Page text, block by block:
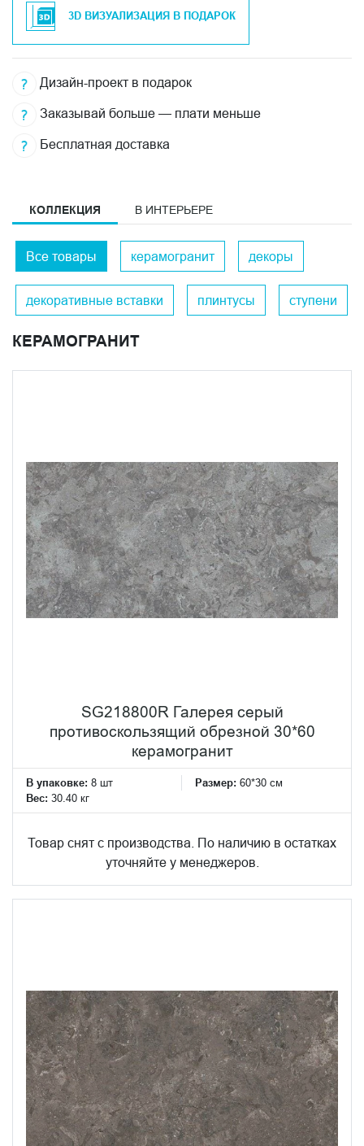
3D ВИЗУАЛИЗАЦИЯ В ПОДАРОК
Дизайн-проект в подарок
Заказывай больше — плати меньше
Бесплатная доставка
КОЛЛЕКЦИЯ В ИНТЕРЬЕРЕ
Все товары керамогранит декоры
декоративные вставки плинтусы ступени
КЕРАМОГРАНИТ
SG218800R Галерея серый
противоскользящий обрезной 30*60
керамогранит
В упаковке: 8 шт Размер: 60*30 см
Вес: 30.40 кг
Товар снят с производства. По наличию в остатках
уточняйте у менеджеров.